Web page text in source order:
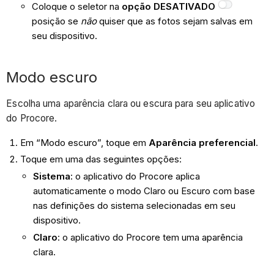
Coloque o seletor na opção DESATIVADO
posição se nãoquiser que as fotos sejam salvas em
seu dispositivo.
Modo escuro
Escolha uma aparência clara ou escura para seu aplicativo
do Procore.
Em “Modo escuro”, toque em Aparência preferencial.
Toque em uma das seguintes opções:
Sistema: o aplicativo do Procore aplica
automaticamente o modo Claro ou Escuro com base
nas definições do sistema selecionadas em seu
dispositivo.
Claro: o aplicativo do Procore tem uma aparência
clara.